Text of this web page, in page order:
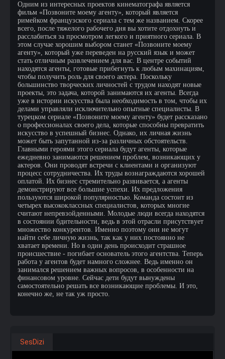
Одним из интересных проектов кинематографа является
фильм «Позвоните моему агенту», который является
римейком французского сериала с тем же названием. Скорее
всего, после тяжелого рабочего дня вы хотите отдохнуть и
расслабиться за просмотром легкого и приятного сериала. В
этом случае хорошим выбором станет «Позвоните моему
агенту», который уже переведен на русский язык и может
стать отличным развлечением для вас. В центре событий
находятся агенты, готовые прибегнуть к любым махинациям,
чтобы получить роль для своего актера. Поскольку
большинство творческих личностей с трудом находят новые
проекты, это задача, которой занимаются их агенты. Всегда
уже в истории искусства была необходимость в том, чтобы их
делами управляли исключительно опытные специалисты. В
турецком сериале «Позвоните моему агенту» будет рассказано
о профессионалах своего дела, которые способны превратить
искусство в успешный бизнес. Однако, их личная жизнь
может быть запутанной из-за различных обстоятельств.
Главными героями этого сериала будут агенты, которые
ежедневно занимаются решением проблем, возникающих у
актеров. Они проводят встречи с клиентами и организуют
процесс сотрудничества. Их труды вознаграждаются хорошей
оплатой. Их бизнес стремительно развивается, а агенты
демонстрируют все большие успехи. Их предложения
пользуются широкой популярностью. Команда состоит из
четырех высококлассных специалистов, которых многие
считают непревзойденными. Молодые люди всегда находятся
в состоянии бдительности, ведь в этой отрасли присутствует
множество конкурентов. Именно поэтому они не могут
найти себе личную жизнь, так как у них постоянно не
хватает времени. Но в один день происходит страшное
происшествие - погибает основатель этого агентства. Теперь
работа у агентов будет намного сложнее. Ведь именно он
занимался решением важных вопросов, в особенности на
финансовом уровне. Сейчас дети будут вынуждены
самостоятельно решать все возникающие проблемы. И это,
конечно же, не так уж просто.
SesDizi